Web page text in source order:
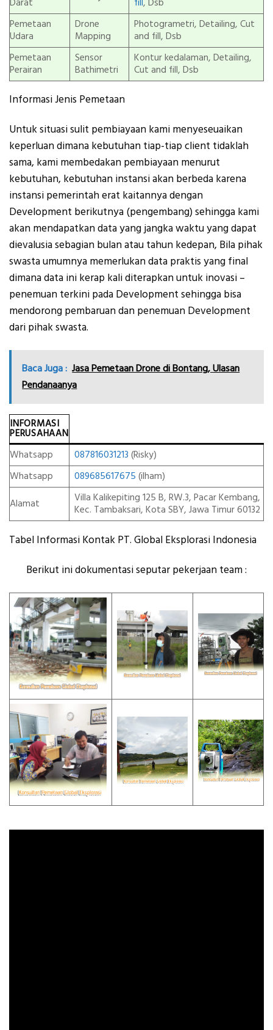
Pemetaan
Udara
Drone
Mapping
Photogrametri, Detailing, Cut
and fill, Dsb
Pemetaan
Perairan
Sensor
Bathimetri
Kontur kedalaman, Detailing,
Cut and fill, Dsb
Informasi Jenis Pemetaan
Untuk situasi sulit pembiayaan kami menyeseuaikan
keperluan dimana kebutuhan tiap-tiap client tidaklah
sama, kami membedakan pembiayaan menurut
kebutuhan, kebutuhan instansi akan berbeda karena
instansi pemerintah erat kaitannya dengan
Development berikutnya (pengembang) sehingga kami
akan mendapatkan data yang jangka waktu yang dapat
dievalusia sebagian bulan atau tahun kedepan, Bila pihak
swasta umumnya memerlukan data praktis yang final
dimana data ini kerap kali diterapkan untuk inovasi –
penemuan terkini pada Development sehingga bisa
mendorong pembaruan dan penemuan Development
dari pihak swasta.
Baca Juga : Jasa Pemetaan Drone di Bontang, Ulasan
Pendanaanya
INFORMASI
PERUSAHAAN
Whatsapp
087816031213 (Risky)
Whatsapp
089685617675 (ilham)
Alamat
Villa Kalikepiting 125 B, RW.3, Pacar Kembang,
Kec. Tambaksari, Kota SBY, Jawa Timur 60132
Tabel Informasi Kontak PT. Global Eksplorasi Indonesia
Berikut ini dokumentasi seputar pekerjaan team :